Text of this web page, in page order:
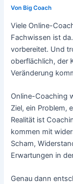
Von Big Coach
Viele Online-
Fachwissen ist
vorbereitet. Und
oberflächlich, der
Veränderung
Online-Coaching
Ziel, ein Problem,
Realität ist
kommen mit
Scham,
Erwartungen in
Genau dann